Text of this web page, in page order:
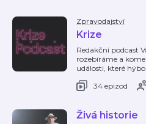
Zpravodajství
Krize
Redakční podcast
rozebíráme a
události, které
34 epizod
Živá historie